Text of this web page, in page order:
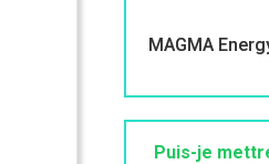
MAGMA
Puis-je